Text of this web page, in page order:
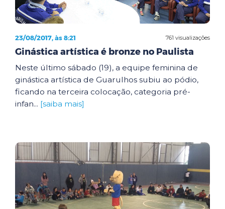
761 visualizações
23/08/2017, às 8:21
Ginástica artística é bronze no Paulista
Neste último sábado (19), a equipe feminina de
ginástica artística de Guarulhos subiu ao pódio,
ficando na terceira colocação, categoria pré-
infan... [saiba mais]